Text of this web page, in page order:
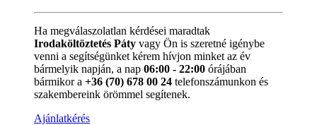
Ha megválaszolatlan kérdései maradtak
Irodaköltöztetés Páty vagy Ön is szeretné igénybe
venni a segítségünket kérem hívjon minket az év
bármelyik napján, a nap 06:00 - 22:00 órájában
bármikor a +36 (70) 678 00 24 telefonszámunkon és
szakembereink örömmel segítenek.
Ajánlatkérés